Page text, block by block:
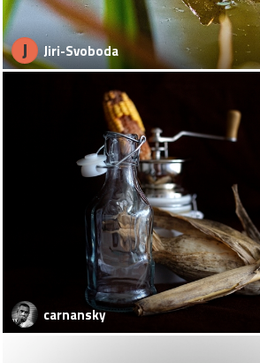
J Jiri-Svoboda
carnansky